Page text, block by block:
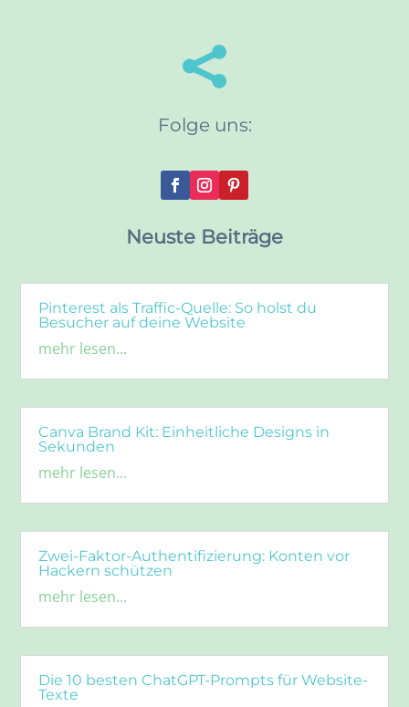

Folge uns:
Neuste Beiträge
Pinterest als Traffic-Quelle: So holst du
Besucher auf deine Website
mehr lesen...
Canva Brand Kit: Einheitliche Designs in
Sekunden
mehr lesen...
Zwei-Faktor-Authentifizierung: Konten vor
Hackern schützen
mehr lesen...
Die 10 besten ChatGPT-Prompts für Website-
Texte